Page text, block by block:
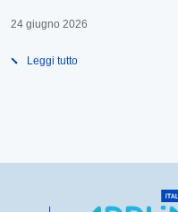
24 giugno 2026
Leggi tutto